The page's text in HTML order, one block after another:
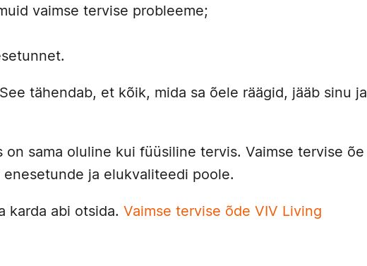
vaimse tervise probleeme;
tähendab, et kõik, mida sa õele räägid, jääb sinu ja
sama oluline kui füüsiline tervis. Vaimse tervise õe
ja elukvaliteedi poole.
karda abi otsida. Vaimse tervise õde VIV Living